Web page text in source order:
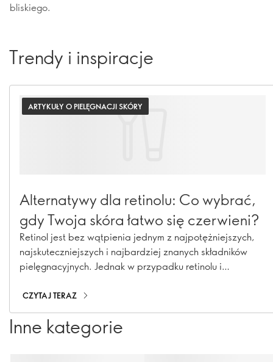
bliskiego.
Trendy i inspiracje
ARTYKUŁY O PIELĘGNACJI SKÓRY
Alternatywy dla retinolu: Co wybrać,
gdy Twoja skóra łatwo się czerwieni?
Retinol jest bez wątpienia jednym z najpotężniejszych,
najskuteczniejszych i najbardziej znanych składników
pielęgnacyjnych. Jednak w przypadku retinolu i
czynnych, ich skuteczność może mieć wysoką cenę, jeśli
masz wrażliwą skórę - mogą powodować dyskomfort.
CZYTAJ TERAZ
Inne kategorie